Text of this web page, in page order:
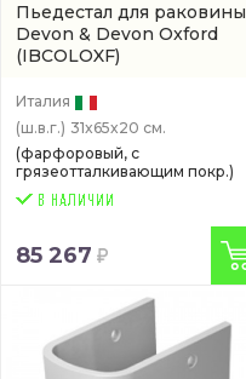
Пьедестал для раковины
Devon & Devon Oxford
(IBCOLOXF)
Италия
(ш.в.г.) 31x65x20 см.
(фарфоровый, с
грязеотталкивающим покр.)
85 267